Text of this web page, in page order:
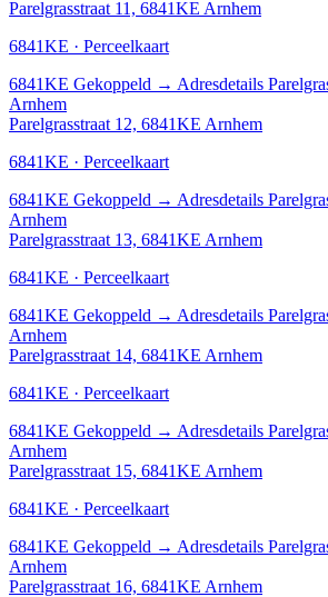
Parelgrasstraat 11, 6841KE Arnhem
6841KE · Perceelkaart
6841KE Gekoppeld → Adresdetails
Arnhem
Parelgrasstraat 12, 6841KE Arnhem
6841KE · Perceelkaart
6841KE Gekoppeld → Adresdetails
Arnhem
Parelgrasstraat 13, 6841KE Arnhem
6841KE · Perceelkaart
6841KE Gekoppeld → Adresdetails
Arnhem
Parelgrasstraat 14, 6841KE Arnhem
6841KE · Perceelkaart
6841KE Gekoppeld → Adresdetails
Arnhem
Parelgrasstraat 15, 6841KE Arnhem
6841KE · Perceelkaart
6841KE Gekoppeld → Adresdetails
Arnhem
Parelgrasstraat 16, 6841KE Arnhem